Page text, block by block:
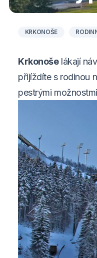
KRKONOŠE
Krkonošelákají
přijíždíte s rodinou
pestrými